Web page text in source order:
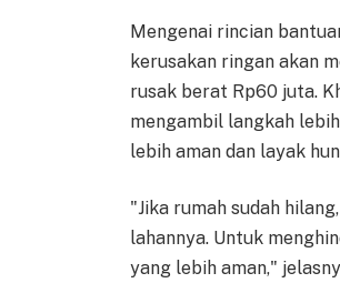
Mengenai rincian
kerusakan ringan akan
rusak berat Rp60 juta.
mengambil langkah
lebih aman dan layak
"Jika rumah sudah
lahannya. Untuk
yang lebih aman,"